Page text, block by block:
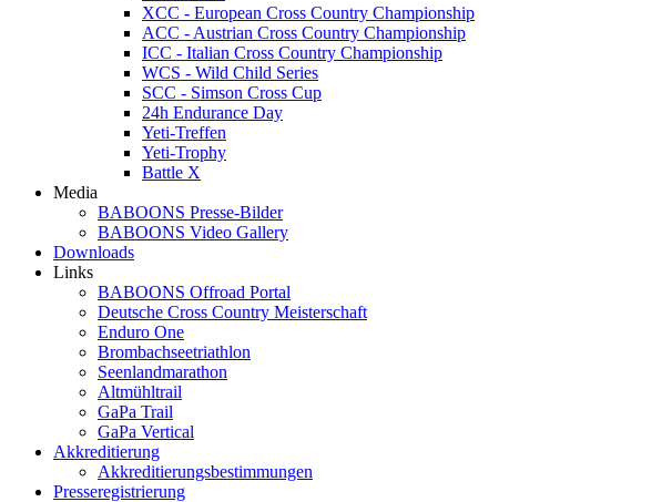
XCC - European Cross Country Championship
ACC - Austrian Cross Country Championship
ICC - Italian Cross Country Championship
WCS - Wild Child Series
SCC - Simson Cross Cup
24h Endurance Day
Yeti-Treffen
Yeti-Trophy
Battle X
Media
BABOONS Presse-Bilder
BABOONS Video Gallery
Downloads
Links
BABOONS Offroad Portal
Deutsche Cross Country Meisterschaft
Enduro One
Brombachseetriathlon
Seenlandmarathon
Altmühltrail
GaPa Trail
GaPa Vertical
Akkreditierung
Akkreditierungsbestimmungen
Presseregistrierung